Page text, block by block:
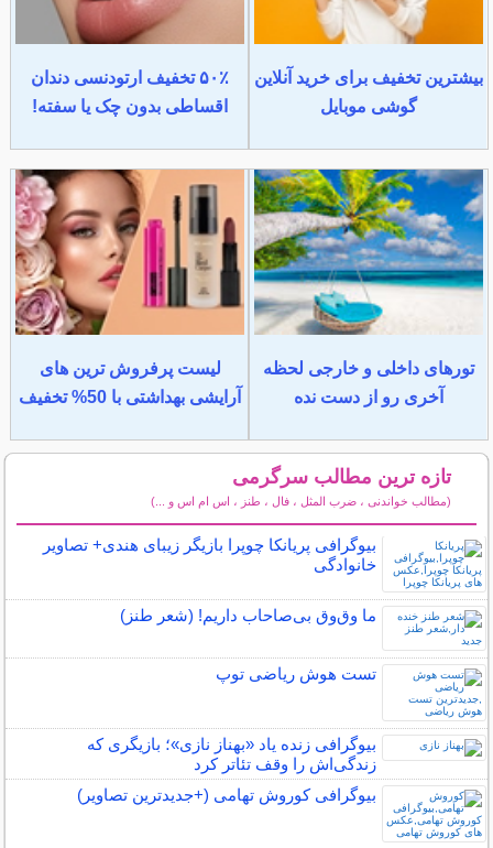
بیشترین تخفیف برای خرید آنلاین
گوشی موبایل
۵۰٪ تخفیف ارتودنسی دندان
اقساطی بدون چک یا سفته!
تورهای داخلی و خارجی لحظه
آخری رو از دست نده
لیست پرفروش ترین های
آرایشی بهداشتی با 50% تخفیف
تازه ترین مطالب سرگرمی
(مطالب خواندنی ، ضرب المثل ، فال ، طنز ، اس ام اس و ...)
بیوگرافی پریانکا چوپرا بازیگر زیبای هندی+ تصاویر
خانوادگی
ما وق‌وق بی‌صاحاب داریم! (شعر طنز)
تست هوش ریاضی توپ
بیوگرافی زنده یاد «بهناز نازی»؛ بازیگری که
زندگی‌اش را وقف تئاتر کرد
بیوگرافی کوروش تهامی (+جدیدترین تصاویر)